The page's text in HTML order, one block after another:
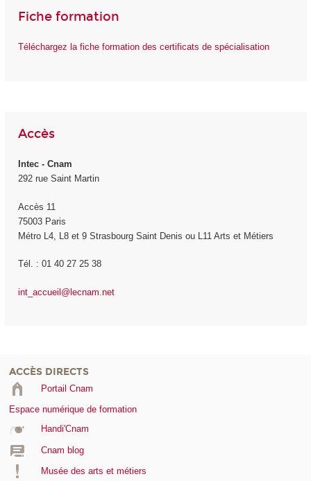
Fiche formation
Téléchargez la fiche formation des certificats de spécialisation
Accès
Intec - Cnam
292 rue Saint Martin
Accès 11
75003 Paris
Métro L4, L8 et 9 Strasbourg Saint Denis ou L11 Arts et Métiers
Tél. : 01 40 27 25 38
int_accueil@lecnam.net
ACCÈS DIRECTS
Portail Cnam
Espace numérique de formation
Handi'Cnam
Cnam blog
Musée des arts et métiers